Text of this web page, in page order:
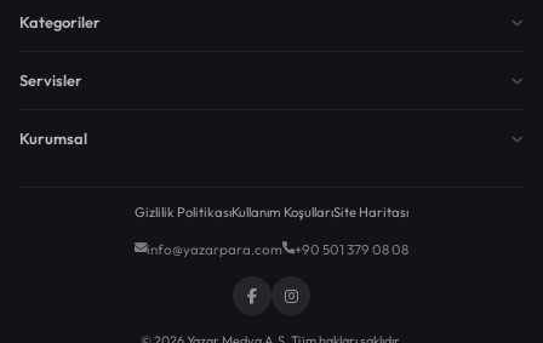
Kategoriler
Servisler
Kurumsal
Gizlilik PolitikasıKullanım KoşullarıSite Haritası
info@yazarpara.com +90 501 379 08 08